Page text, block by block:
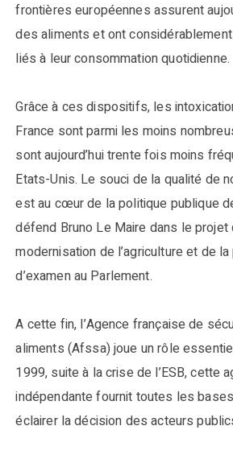
frontières européennes assurent
des aliments et ont
liés à leur consommation quotidienne.
Grâce à ces dispositifs, les
France sont parmi les moins
sont aujourd’hui trente fois moins
Etats-Unis. Le souci de la qualité de
est au cœur de la politique publique
défend Bruno Le Maire dans le projet
modernisation de l’agriculture et de
d’examen au Parlement.
A cette fin, l’Agence française de
aliments (Afssa) joue un rôle
1999, suite à la crise de l’ESB, cette
indépendante fournit toutes les
éclairer la décision des acteurs